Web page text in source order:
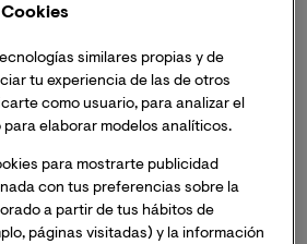
e Intervención Social en
y Grupos Vulnerables e
Mujeres. Es docente de
Exterior , de la de
en Relaciones
Además, pertenece al grupo de
de la Universidad.
similares propias y de
tu experiencia de las de otros
como usuario, para analizar el
para elaborar modelos analíticos.
para mostrarte publicidad
con tus preferencias sobre la
a partir de tus hábitos de
páginas visitadas) y la información